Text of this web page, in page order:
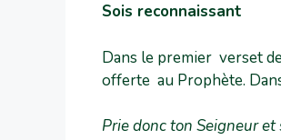
Sois reconnaissant
Dans le premier verset
offerte au Prophète.
Prie donc ton Seigneur et